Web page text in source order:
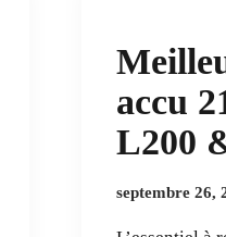
accu
L200
septembre 26,